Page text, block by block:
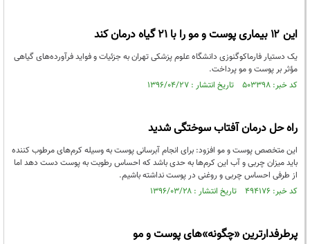
این ۱۲ بیماری پوست و مو را با 21 گیاه درمان کند
یک دستیار فارماکوگنوزی دانشگاه علوم پزشکی تهران به جزئیات و فواید فرآورده‌های گیاهی
مؤثر بر پوست و مو پرداخت.
کد خبر: ۵۰۳۳۹۸ تاریخ انتشار : ۱۳۹۶/۰۴/۲۷
راه حل درمان آفتاب سوختگی شدید
این متخصص پوست و مو افزود: برای انجام آبرسانی پوست به وسیله کرم‌های مرطوب کننده
باید میزان چربی و آب این کرم‌ها به حدی باشد که احساس رطوبت به پوست دست دهد اما
از طرفی احساس چربی و روغنی در پوست نداشته باشیم.
کد خبر: ۴۹۴۱۷۶ تاریخ انتشار : ۱۳۹۶/۰۳/۲۸
پرطرفدارترین «چگونه»های پوست و مو